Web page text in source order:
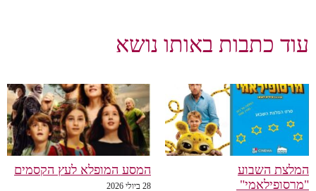
כתבות באותו נושא
השבוע
המסע המופלא לעץ הקסמים